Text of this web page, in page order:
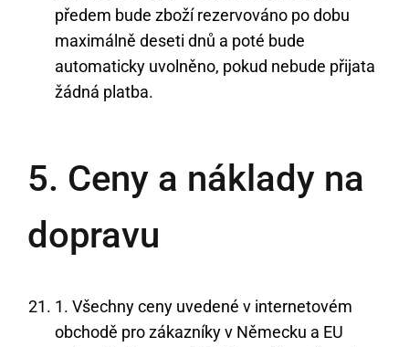
předem bude zboží rezervováno po dobu
maximálně deseti dnů a poté bude
automaticky uvolněno, pokud nebude přijata
žádná platba.
5. Ceny a náklady na
dopravu
1. Všechny ceny uvedené v internetovém
obchodě pro zákazníky v Německu a EU